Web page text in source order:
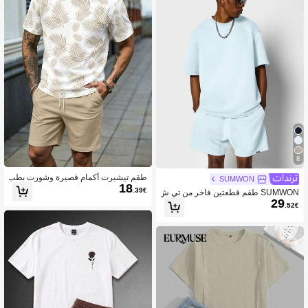
8
SUMWON
SUMWON طقم قطعتين فاخر من تي ش
يرت وشورت ملابس ترفيهية أنيقة للصي
ف، مناسب للاسترخاء اليومي، مجموعة م
29.52€
طقم تيشيرت أكمام قصيرة وشورت بطب
عة أوراق، بتصميم بسيط وعصري للصيف
18.39€